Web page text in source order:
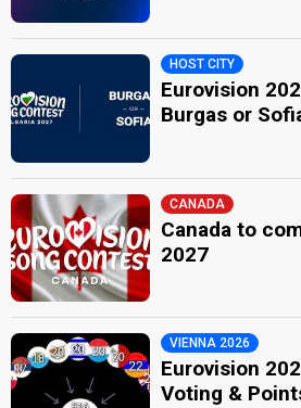
HOST CITY
Eurovision
Burgas or
CANADA
Canada to
2027
VIENNA 2026
Eurovision
Voting &